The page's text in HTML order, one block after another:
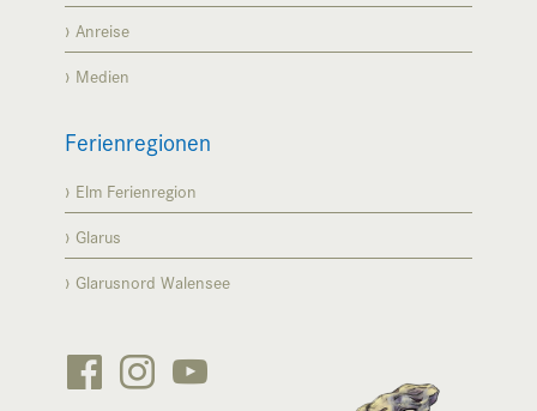
Anreise
Medien
Ferienregionen
Elm Ferienregion
Glarus
Glarusnord Walensee

 